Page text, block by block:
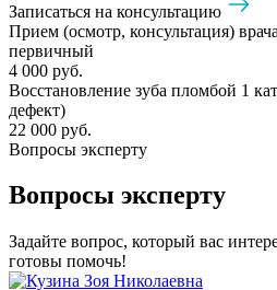
Записаться на консультацию
Прием (осмотр, консультация)
первичный
4 000 руб.
Восстановление зуба пломбой 1
дефект)
22 000 руб.
Вопросы эксперту
Вопросы эксперту
Задайте вопрос, который вас
готовы помочь!